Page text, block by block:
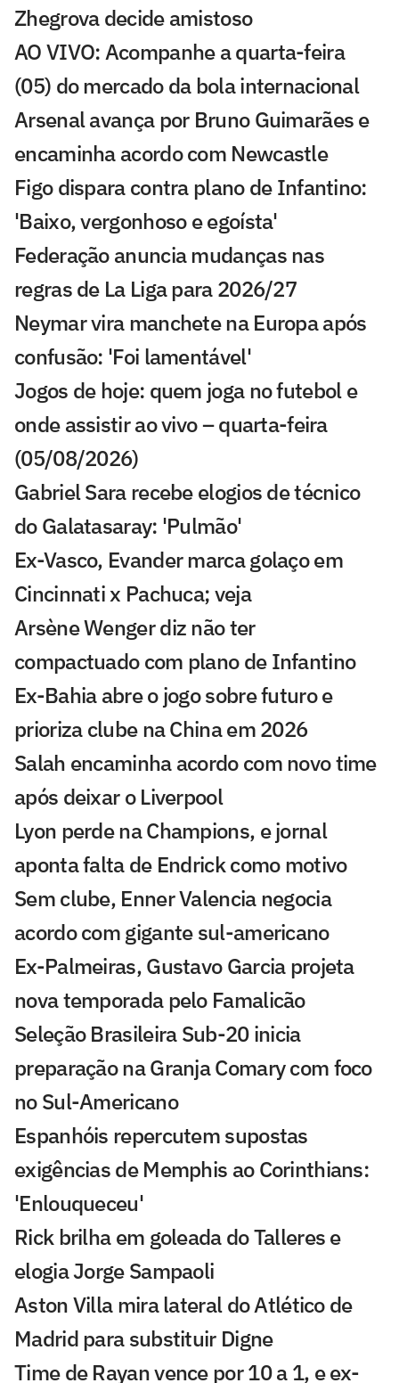
Zhegrova decide amistoso
AO VIVO: Acompanhe a quarta-feira
(05) do mercado da bola internacional
Arsenal avança por Bruno Guimarães e
encaminha acordo com Newcastle
Figo dispara contra plano de Infantino:
'Baixo, vergonhoso e egoísta'
Federação anuncia mudanças nas
regras de La Liga para 2026/27
Neymar vira manchete na Europa após
confusão: 'Foi lamentável'
Jogos de hoje: quem joga no futebol e
onde assistir ao vivo – quarta-feira
(05/08/2026)
Gabriel Sara recebe elogios de técnico
do Galatasaray: 'Pulmão'
Ex-Vasco, Evander marca golaço em
Cincinnati x Pachuca; veja
Arsène Wenger diz não ter
compactuado com plano de Infantino
Ex-Bahia abre o jogo sobre futuro e
prioriza clube na China em 2026
Salah encaminha acordo com novo time
após deixar o Liverpool
Lyon perde na Champions, e jornal
aponta falta de Endrick como motivo
Sem clube, Enner Valencia negocia
acordo com gigante sul-americano
Ex-Palmeiras, Gustavo Garcia projeta
nova temporada pelo Famalicão
Seleção Brasileira Sub-20 inicia
preparação na Granja Comary com foco
no Sul-Americano
Espanhóis repercutem supostas
exigências de Memphis ao Corinthians:
'Enlouqueceu'
Rick brilha em goleada do Talleres e
elogia Jorge Sampaoli
Aston Villa mira lateral do Atlético de
Madrid para substituir Digne
Time de Rayan vence por 10 a 1, e ex-